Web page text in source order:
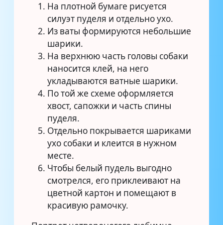
На плотной бумаге рисуется
силуэт пуделя и отдельно ухо.
Из ваты формируются небольшие
шарики.
На верхнюю часть головы собаки
наносится клей, на него
укладываются ватные шарики.
По той же схеме оформляется
хвост, сапожки и часть спины
пуделя.
Отдельно покрывается шариками
ухо собаки и клеится в нужном
месте.
Чтобы белый пудель выгодно
смотрелся, его приклеивают на
цветной картон и помещают в
красивую рамочку.